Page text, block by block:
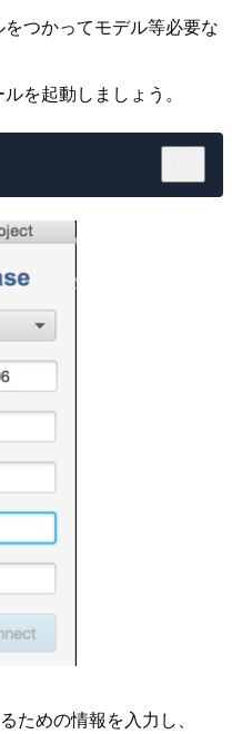
つかってモデル等必要な
を起動しましょう。
ための情報を入力し、